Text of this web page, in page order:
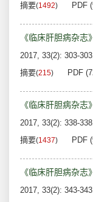
摘要(1492) PDF
《临床肝胆病杂志
2017, 33(2): 303-
摘要(215) PDF
《临床肝胆病杂志
2017, 33(2): 338-
摘要(1437) PDF
《临床肝胆病杂
2017, 33(2): 343-